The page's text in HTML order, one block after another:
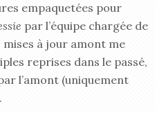
empaquetées pour
par l’équipe chargée de
à jour amont me
reprises dans le passé,
l’amont (uniquement